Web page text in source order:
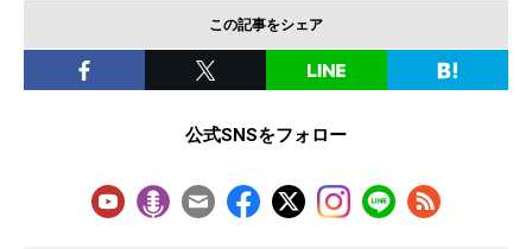
この記事をシェア
公式SNSをフォロー